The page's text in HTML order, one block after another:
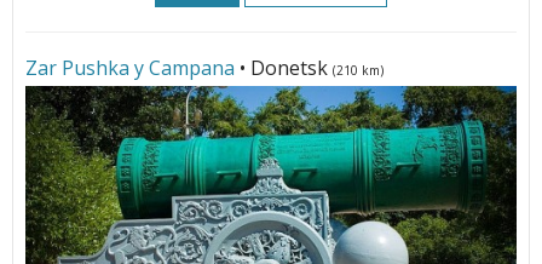
Zar Pushka y Campana • Donetsk (210 km)